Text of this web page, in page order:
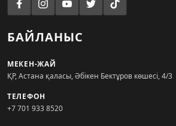
БАЙЛАНЫС
МЕКЕН-ЖАЙ
ҚР, Астана қаласы, Әбікен Бектұров көшесі, 4/3
ТЕЛЕФОН
+7 701 933 8520